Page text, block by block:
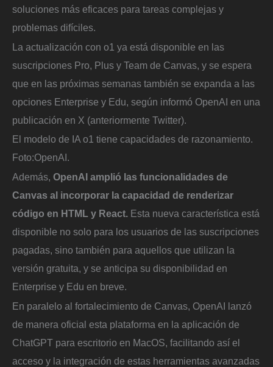
soluciones más eficaces para tareas complejas y
problemas difíciles.
La actualización con o1 ya está disponible en las
suscripciones Pro, Plus y Team de Canvas, y se espera
que en las próximas semanas también se expanda a las
opciones Enterprise y Edu, según informó OpenAI en una
publicación en X (anteriormente Twitter).
El modelo de IA o1 tiene capacidades de razonamiento.
Foto:OpenAI.
Además, OpenAI amplió las funcionalidades de
Canvas al incorporar la capacidad de renderizar
código en HTML y React. Esta nueva característica está
disponible no solo para los usuarios de las suscripciones
pagadas, sino también para aquellos que utilizan la
versión gratuita, y se anticipa su disponibilidad en
Enterprise y Edu en breve.
En paralelo al fortalecimiento de Canvas, OpenAI lanzó
de manera oficial esta plataforma en la aplicación de
ChatGPT para escritorio en MacOS, facilitando así el
acceso y la integración de estas herramientas avanzadas